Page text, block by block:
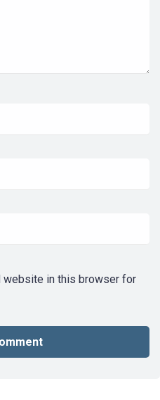
website in this browser for